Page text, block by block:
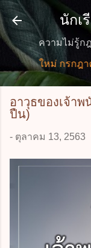
นักเ
ความไม่รู้ก
มายใหม่ กรกฎาคม
อาวุธของเจ้าพ
ปืน)
- ตุลาคม 13, 2563